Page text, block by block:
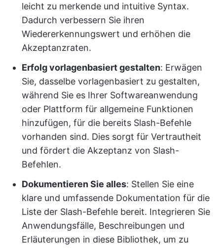
leicht zu merkende und intuitive Syntax.
Dadurch verbessern Sie ihren
Wiedererkennungswert und erhöhen die
Akzeptanzraten.
Erfolg vorlagenbasiert gestalten: Erwägen
Sie, dasselbe vorlagenbasiert zu gestalten,
während Sie es Ihrer Softwareanwendung
oder Plattform für allgemeine Funktionen
hinzufügen, für die bereits Slash-Befehle
vorhanden sind. Dies sorgt für Vertrautheit
und fördert die Akzeptanz von Slash-
Befehlen.
Dokumentieren Sie alles: Stellen Sie eine
klare und umfassende Dokumentation für die
Liste der Slash-Befehle bereit. Integrieren Sie
Anwendungsfälle, Beschreibungen und
Erläuterungen in diese Bibliothek, um zu